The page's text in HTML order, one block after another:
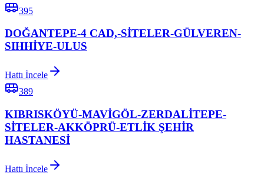
395
DOĞANTEPE-4 CAD,-SİTELER-GÜLVEREN-
SIHHİYE-ULUS
Hattı İncele
389
KIBRISKÖYÜ-MAVİGÖL-ZERDALİTEPE-
SİTELER-AKKÖPRÜ-ETLİK ŞEHİR
HASTANESİ
Hattı İncele